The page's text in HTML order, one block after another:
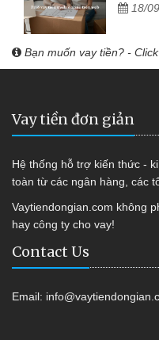
18/
Bạn muốn vay tiền? -
Vay tiền đơn giản
Hệ thống hỗ trợ kiến thức -
toàn từ các ngân hàng, các
Vaytiendongian.com không
hay công ty cho vay!
Contact Us
Email: